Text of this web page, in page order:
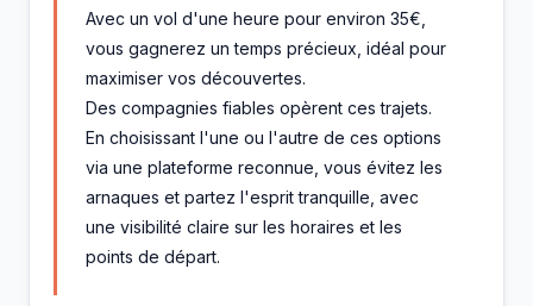
Avec un vol d'une heure pour environ 35€,
vous gagnerez un temps précieux, idéal pour
maximiser vos découvertes.
Des compagnies fiables opèrent ces trajets.
En choisissant l'une ou l'autre de ces options
via une plateforme reconnue, vous évitez les
arnaques et partez l'esprit tranquille, avec
une visibilité claire sur les horaires et les
points de départ.